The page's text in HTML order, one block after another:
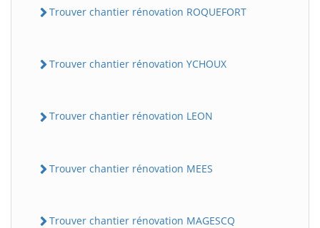
Trouver chantier rénovation ROQUEFORT
Trouver chantier rénovation YCHOUX
Trouver chantier rénovation LEON
Trouver chantier rénovation MEES
Trouver chantier rénovation MAGESCQ